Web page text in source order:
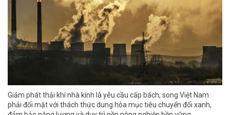
Giảm phát thải khí nhà kính là yêu cầu cấp bách, song Việt Nam
phải đối mặt với thách thức dung hòa mục tiêu chuyển đổi xanh,